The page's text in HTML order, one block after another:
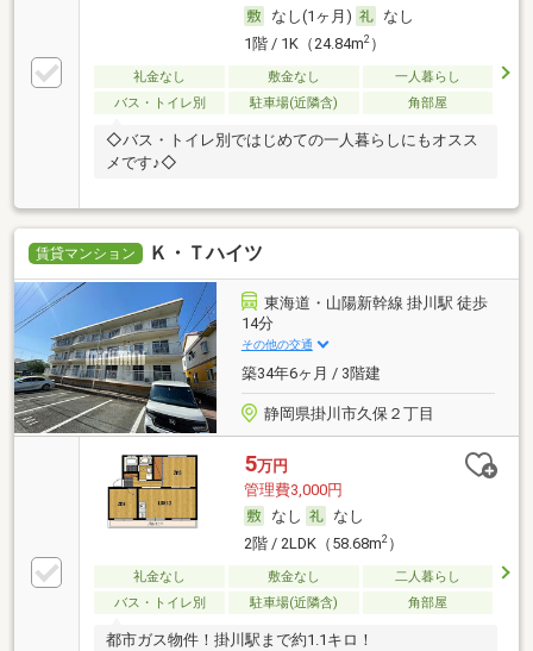
なし(1ヶ月)
なし
1階 / 1K（24.84m2）
礼金なし 敷金なし
一人暮らし
バス・トイレ別
駐車場(近隣含) 角部屋
◇バス・トイレ別ではじめての一人暮らしにもオスス
メです♪◇
賃貸マンション Ｋ・Ｔハイツ
東海道・山陽新幹線 掛川駅 徒歩
14分
その他の交通
築34年6ヶ月 / 3階建
静岡県掛川市久保２丁目
5万円
管理費3,000円
なし
なし
2階 / 2LDK（58.68m2）
礼金なし 敷金なし
二人暮らし
バス・トイレ別
駐車場(近隣含) 角部屋
都市ガス物件！掛川駅まで約1.1キロ！